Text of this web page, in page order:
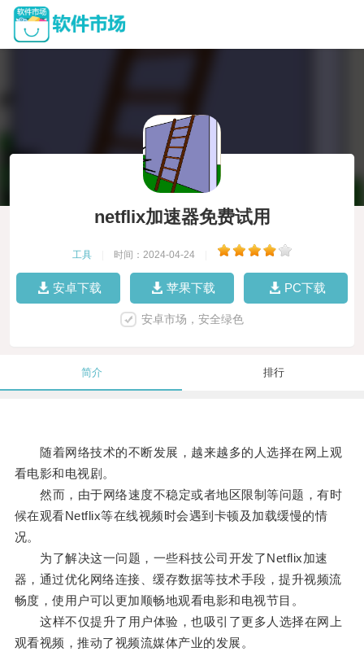
netflix加速器免费试用
工具 时间：2024-04-24
安卓下载 苹果下载 PC下载
安卓市场，安全绿色
简介 排行
随着网络技术的不断发展，越来越多的人选择在网上观
看电影和电视剧。
然而，由于网络速度不稳定或者地区限制等问题，有时
候在观看Netflix等在线视频时会遇到卡顿及加载缓慢的情
况。
为了解决这一问题，一些科技公司开发了Netflix加速
器，通过优化网络连接、缓存数据等技术手段，提升视频流
畅度，使用户可以更加顺畅地观看电影和电视节目。
这样不仅提升了用户体验，也吸引了更多人选择在网上
观看视频，推动了视频流媒体产业的发展。